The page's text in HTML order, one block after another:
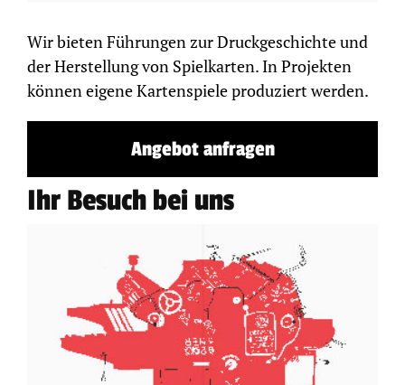
Wir bieten Führungen zur Druckgeschichte und
der Herstellung von Spielkarten. In Projekten
können eigene Kartenspiele produziert werden.
Angebot anfragen
Ihr Besuch bei uns